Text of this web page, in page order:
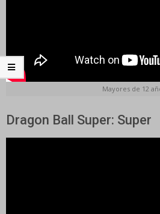
Mayores de 12
Dragon Ball Super: Super